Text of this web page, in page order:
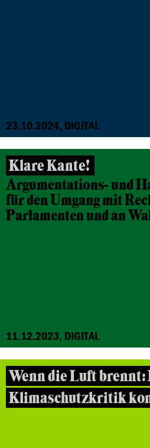
23.10.2024, DIGITAL
Klare Kante!
Argumentations- und
für den Umgang mit
Parlamenten und an
11.12.2023, DIGITAL
Wenn die Luft brennt:
Klimaschutzkritik